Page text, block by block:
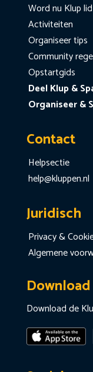
Word nu Klup lid
Activiteiten
Organiseer tips
Community
Opstartgids
Deel Klup &
Organiseer &
Contact
Helpsectie
help@kluppen.nl
Juridisch
Privacy &
Algemene
Download
Download de